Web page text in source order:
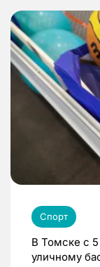
Спорт
В Томске с 5
уличному